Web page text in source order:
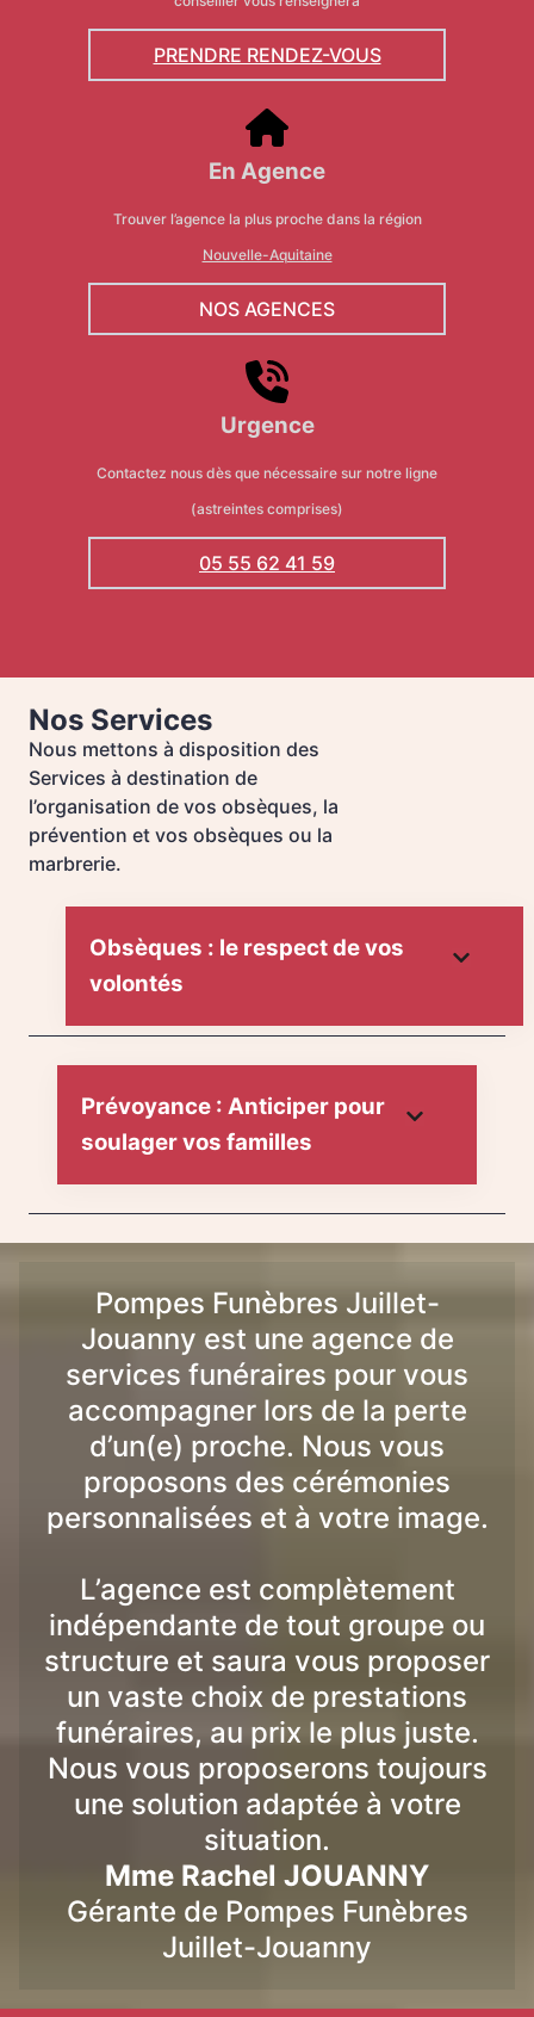
PRENDRE RENDEZ-VOUS
En Agence
Trouver l’agence la plus proche dans la région
Nouvelle-Aquitaine
NOS AGENCES
Urgence
Contactez nous dès que nécessaire sur notre ligne
(astreintes comprises)
05 55 62 41 59
Nos Services
Nous mettons à disposition des
Services à destination de
l’organisation de vos obsèques, la
prévention et vos obsèques ou la
marbrerie.
Obsèques : le respect de vos
volontés
Prévoyance : Anticiper pour
soulager vos familles
Pompes Funèbres Juillet-
Jouanny est une agence de
services funéraires pour vous
accompagner lors de la perte
d’un(e) proche. Nous vous
proposons des cérémonies
personnalisées et à votre image.
L’agence est complètement
indépendante de tout groupe ou
structure et saura vous proposer
un vaste choix de prestations
funéraires, au prix le plus juste.
Nous vous proposerons toujours
une solution adaptée à votre
situation.
Mme Rachel JOUANNY
Gérante de Pompes Funèbres
Juillet-Jouanny